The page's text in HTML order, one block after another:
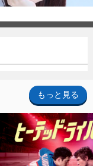
もっと見る